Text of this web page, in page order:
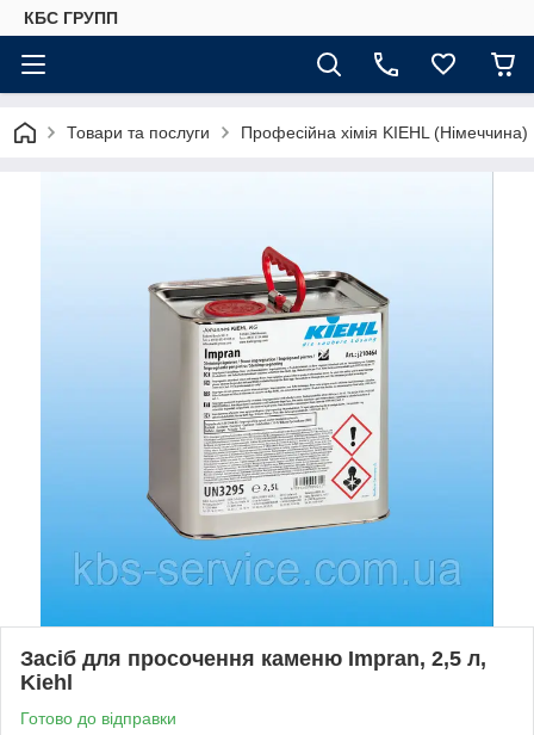
КБС ГРУПП
Товари та послуги Професійна хімія KIEHL (Німеччина)
Засіб для просочення каменю Impran, 2,5 л,
Kiehl
Готово до відправки